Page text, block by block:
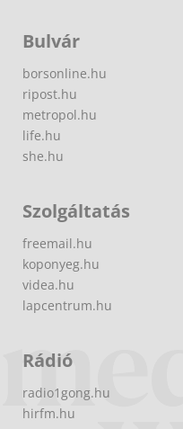
Bulvár
borsonline.hu
ripost.hu
metropol.hu
life.hu
she.hu
Szolgáltatás
freemail.hu
koponyeg.hu
videa.hu
lapcentrum.hu
Rádió
radio1gong.hu
hirfm.hu